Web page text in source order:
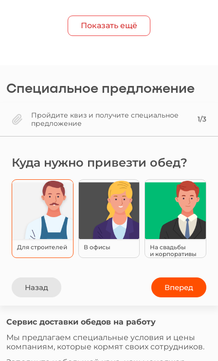
Показать ещё
Специальное предложение
Пройдите квиз и получите специальное
предложение
1/3
Куда нужно привезти обед?
Для строителей В офисы
На свадьбы
и корпоративы
Назад Вперед
Сервис доставки обедов на работу
Мы предлагаем специальные условия и цены
компаниям, которые кормят своих сотрудников.